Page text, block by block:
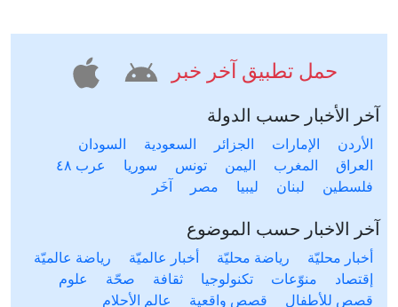
حمل تطبيق آخر خبر
آخر الأخبار حسب الدولة
الأردن الإمارات الجزائر السعودية
السودان
العراق
المغرب اليمن تونس سوريا
عرب ٤٨
فلسطين
لبنان ليبيا مصر آخَر
آخر الاخبار حسب الموضوع
أخبار محليّة رياضة محليّة أخبار عالميّة
رياضة عالميّة
إقتصاد
منوّعات تكنولوجيا ثقافة صحّة
علوم
قصص للأطفال
قصص واقعية عالم الأحلام